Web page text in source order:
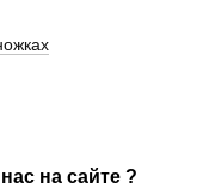
на сайте ?